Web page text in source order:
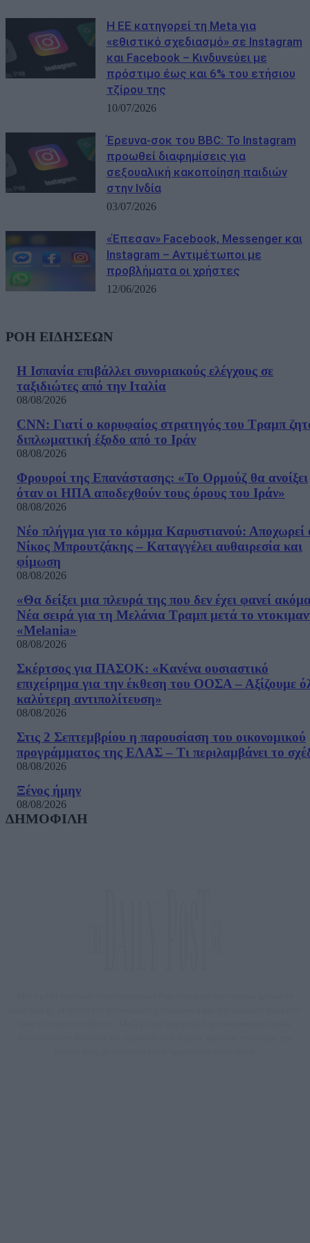
Η ΕΕ κατηγορεί τη Meta για
«εθιστικό σχεδιασμό» σε Instagram
και Facebook – Κινδυνεύει με
πρόστιμο έως και 6% του ετήσιου
τζίρου της
10/07/2026
Έρευνα-σοκ του BBC: Το Instagram
προωθεί διαφημίσεις για
σεξουαλική κακοποίηση παιδιών
στην Ινδία
03/07/2026
«Έπεσαν» Facebook, Messenger και
Instagram – Αντιμέτωποι με
προβλήματα οι χρήστες
12/06/2026
ΡΟΗ ΕΙΔΗΣΕΩΝ
Η Ισπανία επιβάλλει συνοριακούς ελέγχους σε
ταξιδιώτες από την Ιταλία
08/08/2026
CNN: Γιατί ο κορυφαίος στρατηγός του Τραμπ
διπλωματική έξοδο από το Ιράν
08/08/2026
Φρουροί της Επανάστασης: «Το Ορμούζ θα ανοίξει
όταν οι ΗΠΑ αποδεχθούν τους όρους του Ιράν»
08/08/2026
Νέο πλήγμα για το κόμμα Καρυστιανού: Αποχωρεί
Νίκος Μπρουτζάκης – Καταγγέλει αυθαιρεσία και
φίμωση
08/08/2026
«Θα δείξει μια πλευρά της που δεν έχει φανεί
Νέα σειρά για τη Μελάνια Τραμπ μετά το
«Melania»
08/08/2026
Σκέρτσος για ΠΑΣΟΚ: «Κανένα ουσιαστικό
επιχείρημα για την έκθεση του ΟΟΣΑ – Αξίζουμε
καλύτερη αντιπολίτευση»
08/08/2026
Στις 2 Σεπτεμβρίου η παρουσίαση του οικονομικού
προγράμματος της ΕΛΑΣ – Τι περιλαμβάνει το
08/08/2026
Ξένος ήμην
08/08/2026
ΔΗΜΟΦΙΛΗ